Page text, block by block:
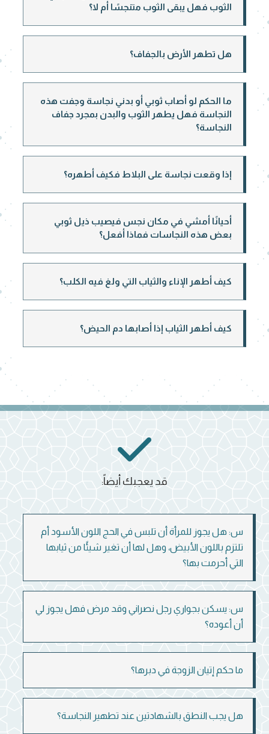
الثوب فهل يبقى الثوب متنجسًا أم لا؟
هل تطهر الأرض بالجفاف؟
ما الحكم لو أصاب ثوبي أو بدني نجاسة وجفت هذه
النجاسة فهل يطهر الثوب والبدن بمجرد جفاف
النجاسة؟
إذا وقعت نجاسة على البلاط فكيف أطهره؟
أحيانًا أمشي في مكان نجس فيصيب ذيل ثوبي
بعض هذه النجاسات فماذا أفعل؟
كيف أطهر الإناء والثياب التي ولغ فيه الكلب؟
كيف أطهر الثياب إذا أصابها دم الحيض؟
س: هل يجوز للمرأة أن تلبس في الحج اللون الأسود أم
تلتزم باللون الأبيض، وهل لها أن تغير شيئًا من ثيابها
التي أحرمت بها؟
س: يسكن بجواري رجل نصراني وقد مرض فهل يجوز لي
أن أعوده؟
ما حكم إتيان الزوجة في دبرها؟
هل يجب النطق بالشهادتين عند تطهير النجاسة؟
قد يعجبك أيضاً: